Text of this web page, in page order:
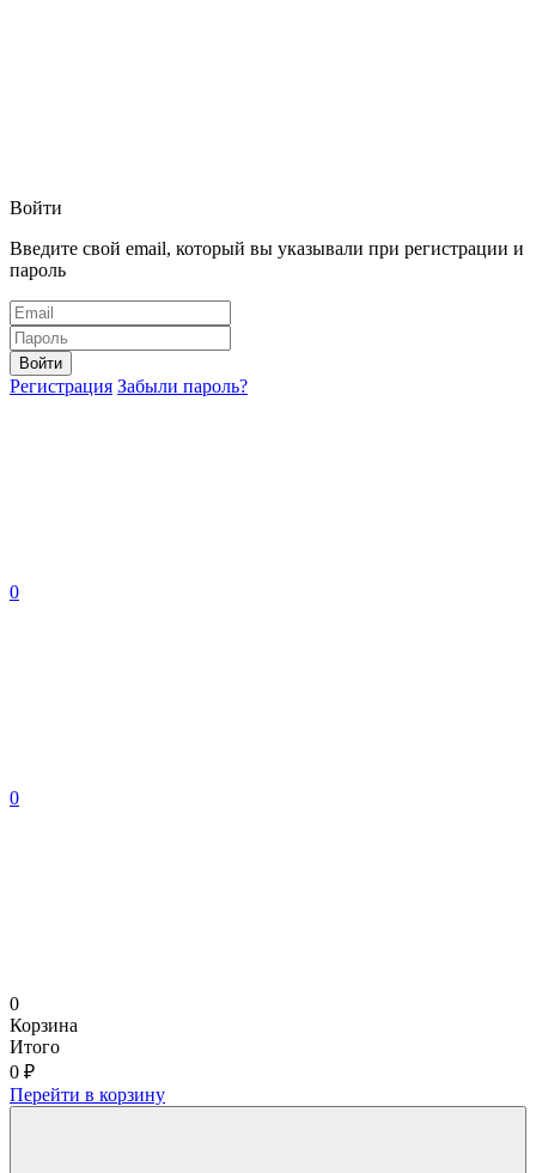
Войти
Введите свой email, который вы указывали при регистрации и
пароль
Войти
Регистрация Забыли пароль?
0
0
0
Корзина
Итого
0 ₽
Перейти в корзину